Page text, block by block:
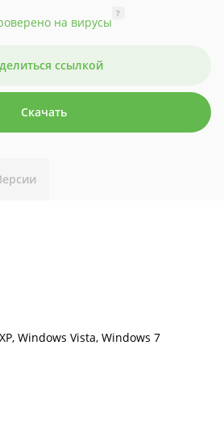
на вирусы
?
ссылкой
Скачать
Windows Vista, Windows 7